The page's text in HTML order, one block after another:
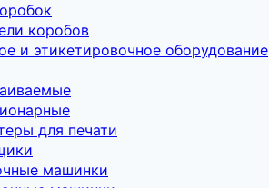
коробов
и этикетировочное оборудование
для печати
машинки